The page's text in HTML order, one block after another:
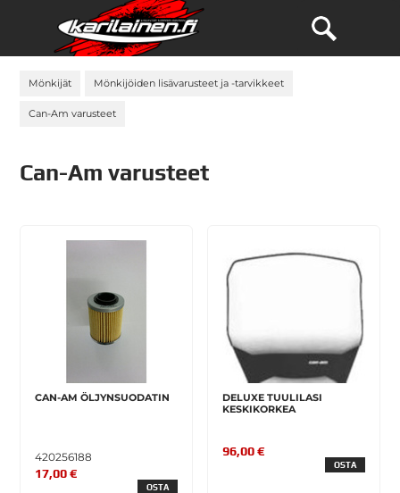
Mönkijät Mönkijöiden lisävarusteet ja -tarvikkeet
Can-Am varusteet
Can-Am varusteet
CAN-AM ÖLJYNSUODATIN
420256188
17,00 €
OSTA
DELUXE TUULILASI
KESKIKORKEA
96,00 €
OSTA